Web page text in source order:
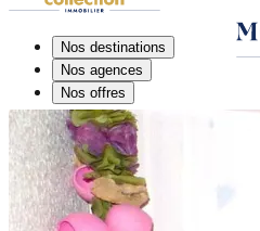
Nos destinations
Nos agences
Nos offres